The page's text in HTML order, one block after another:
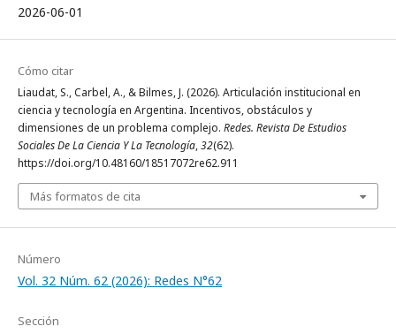
2026-06-01
Cómo citar
Liaudat, S., Carbel, A., & Bilmes, J. (2026). Articulación institucional en
ciencia y tecnología en Argentina. Incentivos, obstáculos y
dimensiones de un problema complejo. Redes. Revista De Estudios
Sociales De La Ciencia Y La Tecnología,32(62).
https://doi.org/10.48160/18517072re62.911
Más formatos de cita
Número
Vol. 32 Núm. 62 (2026): Redes N°62
Sección